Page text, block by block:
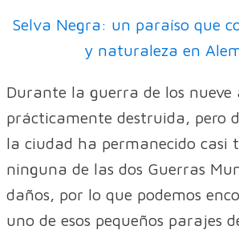
Selva Negra: un paraíso que
y naturaleza en
Durante la guerra de los nueve
prácticamente destruida, pero
la ciudad ha permanecido casi
ninguna de las dos Guerras
daños, por lo que podemos
uno de esos pequeños parajes